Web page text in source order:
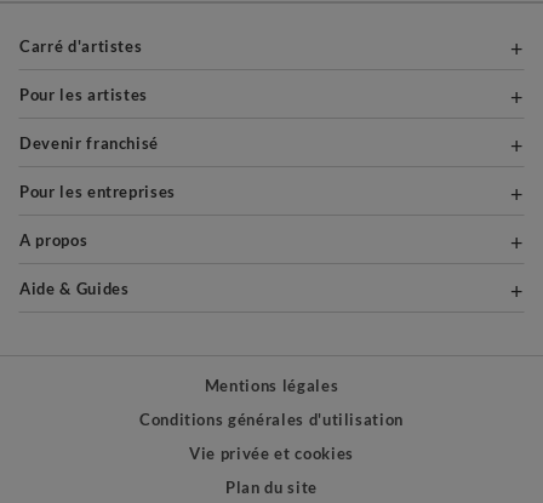
Carré d'artistes
Pour les artistes
Devenir franchisé
Pour les entreprises
A propos
Aide & Guides
Mentions légales
Conditions générales d'utilisation
Vie privée et cookies
Plan du site